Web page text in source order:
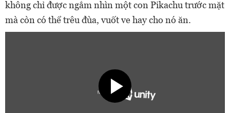
không chỉ được ngắm nhìn một con Pikachu trước mặt
mà còn có thể trêu đùa, vuốt ve hay cho nó ăn.